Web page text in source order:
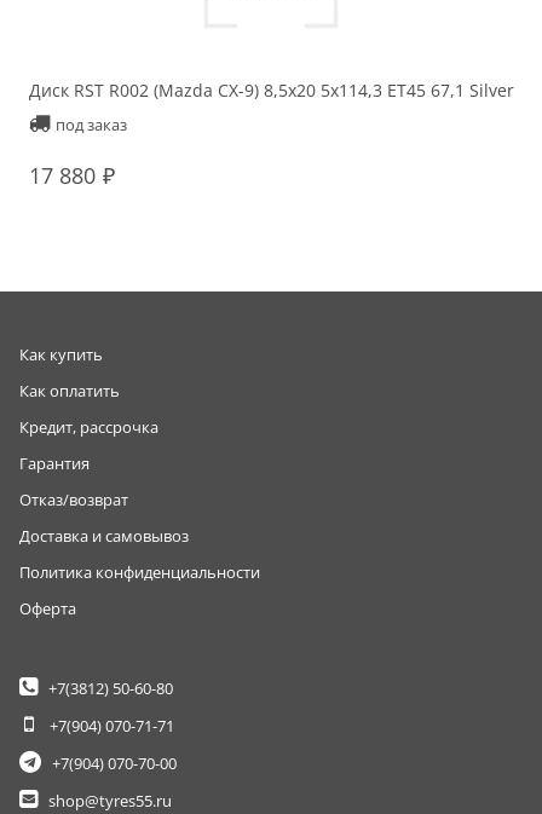
Диск RST R002 (Mazda CX-9) 8,5x20 5x114,3 ET45 67,1 Silver
под заказ
17 880
Как купить
Как оплатить
Кредит, рассрочка
Гарантия
Отказ/возврат
Доставка и самовывоз
Политика конфиденциальности
Оферта
+7(3812) 50-60-80
+7(904)070-71-71
+7(904)070-70-00
shop@tyres55.ru